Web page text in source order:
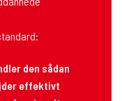
den sådan
effektivt